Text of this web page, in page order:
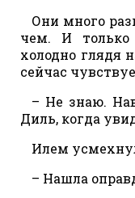
Они много
чем. И только
холодно глядя
сейчас
– Не знаю.
Диль, когда
Илем
– Нашла